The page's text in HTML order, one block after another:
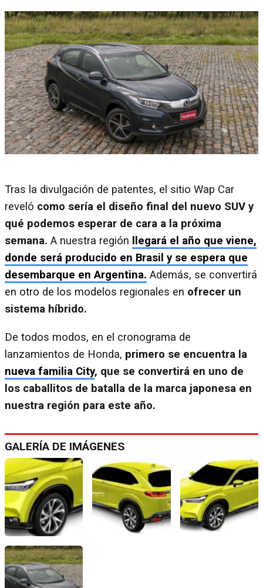
Tras la divulgación de patentes, el sitio Wap Car
reveló como sería el diseño final del nuevo SUV y
qué podemos esperar de cara a la próxima
semana. A nuestra región
llegará el año que viene,
donde será producido en Brasil y se espera que
desembarque en Argentina. Además, se convertirá
en otro de los modelos regionales en ofrecer un
sistema híbrido.
De todos modos, en el cronograma de
lanzamientos de Honda, primero se encuentra la
nueva familia City, que se convertirá en uno de
los caballitos de batalla de la marca japonesa en
nuestra región para este año.
GALERÍA DE IMÁGENES